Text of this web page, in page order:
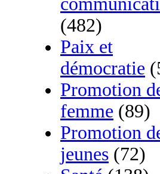
(482)
Paix et
démocratie
Promotion
femme (89)
Promotion
jeunes (72)